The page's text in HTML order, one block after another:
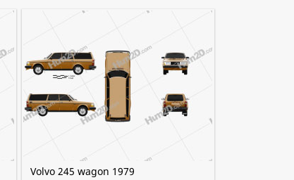
Volvo 245 wagon 1979